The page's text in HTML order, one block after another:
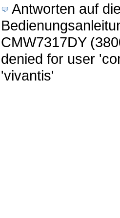
Antworten auf
CMW7317DY
denied for user
'vivantis'